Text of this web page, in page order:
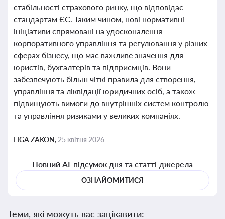
стабільності страхового ринку, що відповідає
стандартам ЄС. Таким чином, нові нормативні
ініціативи спрямовані на удосконалення
корпоративного управління та регулювання у різних
сферах бізнесу, що має важливе значення для
юристів, бухгалтерів та підприємців. Вони
забезпечують більш чіткі правила для створення,
управління та ліквідації юридичних осіб, а також
підвищують вимоги до внутрішніх систем контролю
та управління ризиками у великих компаніях.
LIGA ZAKON, 25 квітня 2026
Повний AI-підсумок дня та статті-джерела
ОЗНАЙОМИТИСЯ
Теми, які можуть вас зацікавити: